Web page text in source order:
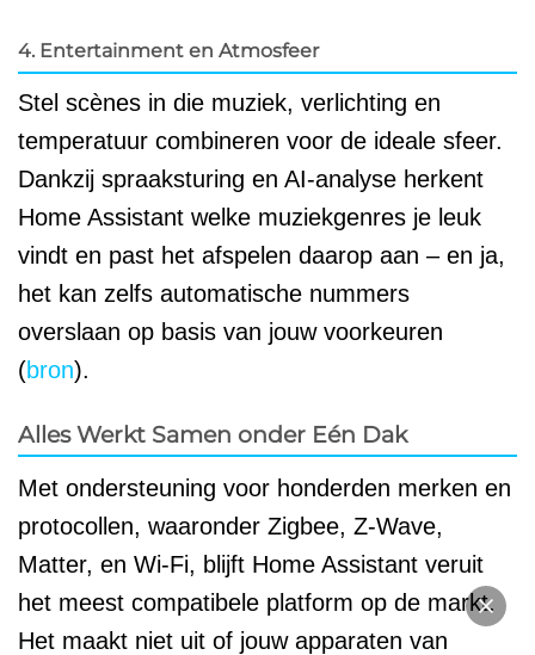
4. Entertainment en Atmosfeer
Stel scènes in die muziek, verlichting en
temperatuur combineren voor de ideale sfeer.
Dankzij spraaksturing en AI-analyse herkent
Home Assistant welke muziekgenres je leuk
vindt en past het afspelen daarop aan – en ja,
het kan zelfs automatische nummers
overslaan op basis van jouw voorkeuren
(bron).
Alles Werkt Samen onder Eén Dak
Met ondersteuning voor honderden merken en
protocollen, waaronder Zigbee, Z-Wave,
Matter, en Wi-Fi, blijft Home Assistant veruit
het meest compatibele platform op de markt.
Het maakt niet uit of jouw apparaten van